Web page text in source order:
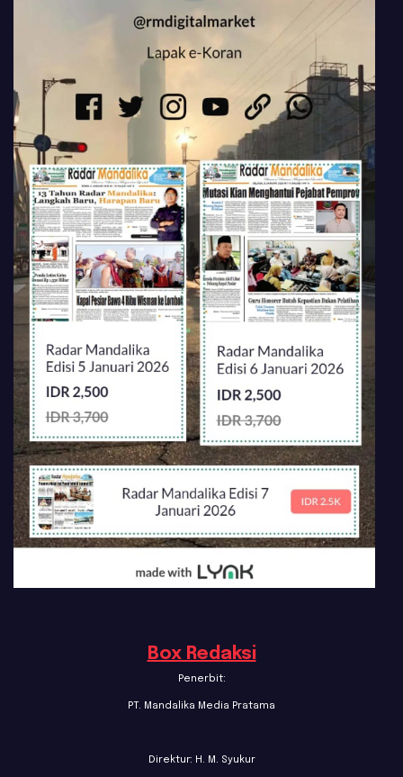
Box Redaksi
Penerbit:
PT. Mandalika Media Pratama
Direktur: H. M. Syukur